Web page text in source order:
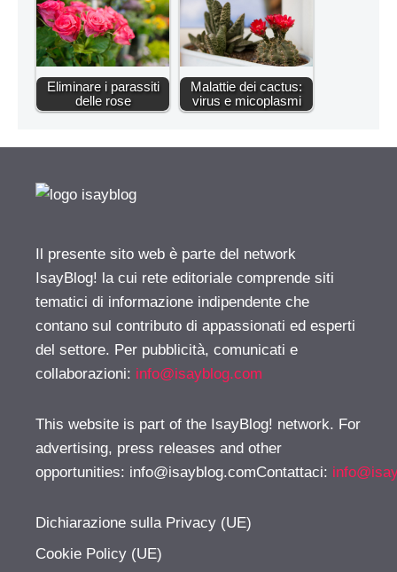
Eliminare i parassiti
delle rose
Malattie dei cactus:
virus e micoplasmi
Il presente sito web è parte del network
IsayBlog! la cui rete editoriale comprende siti
tematici di informazione indipendente che
contano sul contributo di appassionati ed esperti
del settore. Per pubblicità, comunicati e
collaborazioni: info@isayblog.com
This website is part of the IsayBlog! network. For
advertising, press releases and other
opportunities: info@isayblog.comContattaci:
Dichiarazione sulla Privacy (UE)
Cookie Policy (UE)